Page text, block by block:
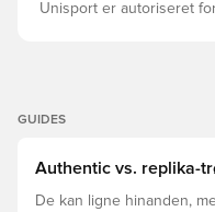
Unisport er autoriseret
GUIDES
Authentic vs. replika-
De kan ligne hinanden,